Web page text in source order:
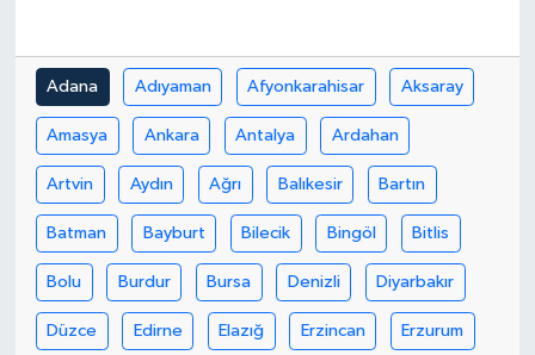
Adana Adıyaman Afyonkarahisar Aksaray
Amasya Ankara Antalya Ardahan
Artvin Aydın Ağrı Balıkesir Bartın
Batman Bayburt Bilecik Bingöl Bitlis
Bolu Burdur Bursa Denizli Diyarbakır
Düzce Edirne Elazığ Erzincan Erzurum